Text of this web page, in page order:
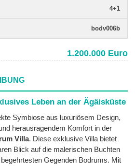
4+1
bodv006b
1.200.000 Euro
Leben an der Ägäisküste
Symbiose aus luxuriösem Design,
herausragendem Komfort in der
Villa. Diese exklusive Villa bietet
Blick auf die malerischen Buchten
Gegenden Bodrums. Mit